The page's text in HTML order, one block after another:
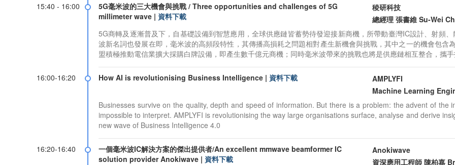
15:40 - 16:00
5G毫米波的三大機會與挑戰 / Three opportunities and challenges of 5G
millimeter wave | 資料下載
稜研科技
總經理 張書維 Su-Wei
5G商轉及逐漸普及下，自基礎設備到智慧應用，全球供應鏈皆蓄勢待發迎接新商機，所帶動臺灣IC設計、射頻
波新名詞也發展在即，毫米波的高頻段特性，其傳播高損耗之問題相對產生新機會與挑戰，其中之一的機會包
盟積極推動電信業擴大採購白牌設備，即產生數千億元商機；同時毫米波帶來的挑戰也將是供應鏈相互整合，攜
16:00-16:20 How AI is revolutionising Business Intelligence | 資料下載
AMPLYFI
Machine Learning
Businesses survive on the quality, depth and speed of information. But there is a problem: the advent of
impossible to interpret. AMPLYFI is revolutionising the way large organisations surface, analyse and derive
new wave of Business Intelligence 4.0
16:20-16:40
一個毫米波IC解決方案的傑出提供者/An excellent mmwave beamformer IC
solution provider Anokiwave | 資料下載
Anokiwave
資深應用工程師 陳柏嘉